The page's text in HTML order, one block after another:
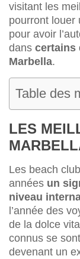
visitant les
pourront louer
pour avoir
dans certains
Marbella.
Table des
LES
Les beach
années un
niveau
l’année des
de la dolce
connus se
devenant un